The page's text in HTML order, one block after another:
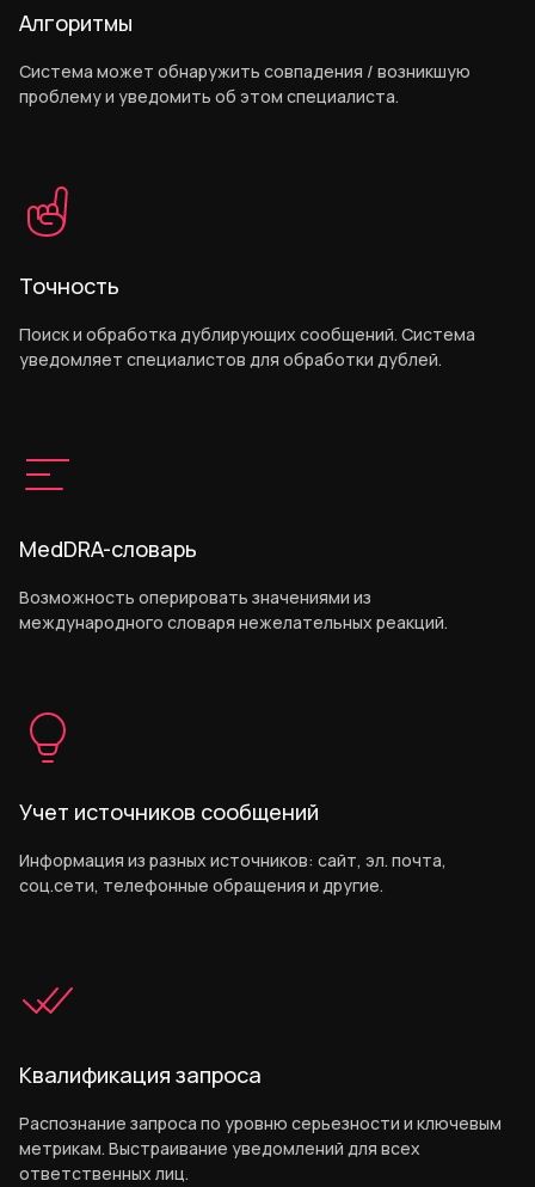
Алгоритмы
Система может обнаружить совпадения / возникшую
проблему и уведомить об этом специалиста.
Точность
Поиск и обработка дублирующих сообщений. Система
уведомляет специалистов для обработки дублей.
MedDRA-словарь
Возможность оперировать значениями из
международного словаря нежелательных реакций.
Учет источников сообщений
Информация из разных источников: сайт, эл. почта,
соц.сети, телефонные обращения и другие.
Квалификация запроса
Распознание запроса по уровню серьезности и ключевым
метрикам. Выстраивание уведомлений для всех
ответственных лиц.